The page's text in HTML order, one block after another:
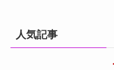
人気記事